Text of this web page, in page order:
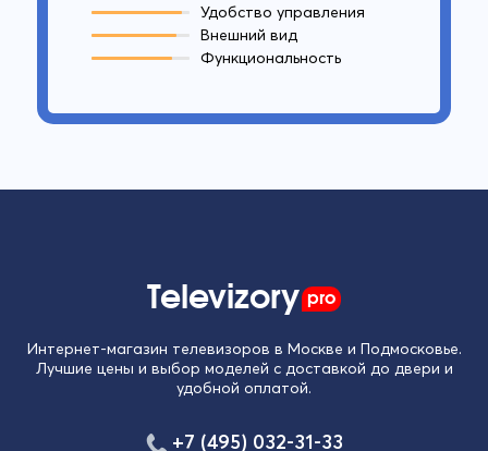
Удобство управления
Внешний вид
Функциональность
Televizory pro
Интернет-магазин телевизоров в Москве и Подмосковье.
Лучшие цены и выбор моделей с доставкой до двери и
удобной оплатой.
+7 (495) 032-31-33